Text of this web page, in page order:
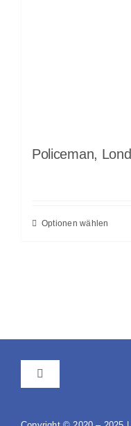
Policeman,
Optionen wählen
Toggle